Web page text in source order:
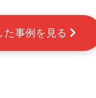
事例を見る